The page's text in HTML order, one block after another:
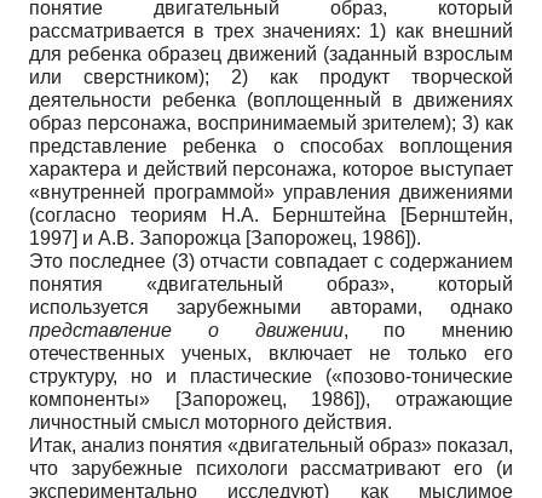
понятие двигательный образ, который
рассматривается в трех значениях: 1) как внешний
для ребенка образец движений (заданный взрослым
или сверстником); 2) как продукт творческой
деятельности ребенка (воплощенный в движениях
образ персонажа, воспринимаемый зрителем); 3) как
представление ребенка о способах воплощения
характера и действий персонажа, которое выступает
«внутренней программой» управления движениями
(согласно теориям Н.А. Бернштейна
[Бернштейн,
1997] и А.В. Запорожца [Запорожец, 1986]).
Это последнее (3) отчасти совпадает с содержанием
понятия «двигательный образ», который
используется зарубежными авторами, однако
представление о движении, по мнению
отечественных ученых, включает не только его
структуру, но и пластические («позово-тонические
компоненты»
[Запорожец, 1986]), отражающие
личностный смысл моторного действия.
Итак, анализ понятия «двигательный образ» показал,
что зарубежные психологи рассматривают его (и
экспериментально исследуют) как мыслимое